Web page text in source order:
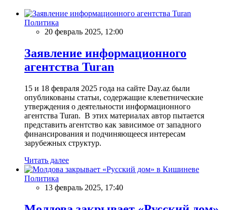
Политика
20 февраль 2025, 12:00
Заявление информационного
агентства Turan
15 и 18 февраля 2025 года на сайте Day.az были
опубликованы статьи, содержащие клеветнические
утверждения о деятельности информационного
агентства Turan. В этих материалах автор пытается
представить агентство как зависимое от западного
финансирования и подчиняющееся интересам
зарубежных структур.
Читать далее
Политика
13 февраль 2025, 17:40